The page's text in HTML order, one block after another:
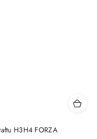
H3H4 FORZA